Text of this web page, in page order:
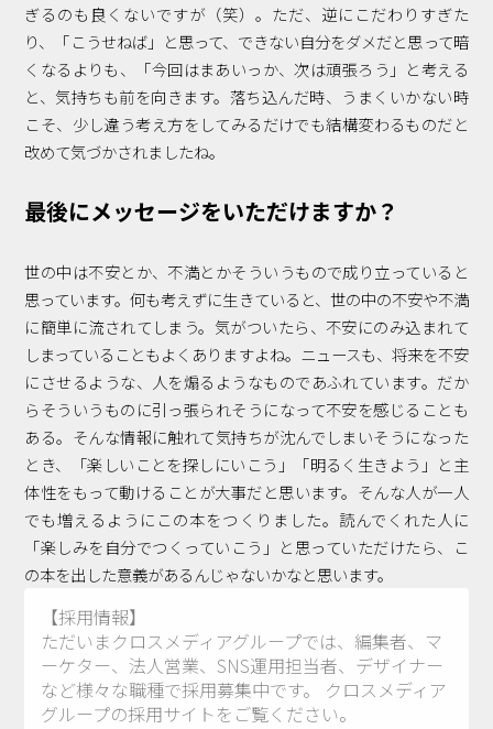
ぎるのも良くないですが（笑）。ただ、逆にこだわりすぎた
り、「こうせねば」と思って、できない自分をダメだと思って暗
くなるよりも、「今回はまあいっか、次は頑張ろう」と考える
と、気持ちも前を向きます。落ち込んだ時、うまくいかない時
こそ、少し違う考え方をしてみるだけでも結構変わるものだと
改めて気づかされましたね。
最後にメッセージをいただけますか？
世の中は不安とか、不満とかそういうもので成り立っていると
思っています。何も考えずに生きていると、世の中の不安や不満
に簡単に流されてしまう。気がついたら、不安にのみ込まれて
しまっていることもよくありますよね。ニュースも、将来を不安
にさせるような、人を煽るようなものであふれています。だか
らそういうものに引っ張られそうになって不安を感じることも
ある。そんな情報に触れて気持ちが沈んでしまいそうになった
とき、「楽しいことを探しにいこう」「明るく生きよう」と主
体性をもって動けることが大事だと思います。そんな人が一人
でも増えるようにこの本をつくりました。読んでくれた人に
「楽しみを自分でつくっていこう」と思っていただけたら、こ
の本を出した意義があるんじゃないかなと思います。
【採用情報】
ただいまクロスメディアグループでは、編集者、マ
ーケター、法人営業、SNS運用担当者、デザイナー
など様々な職種で採用募集中です。 クロスメディア
グループの採用サイトをご覧ください。